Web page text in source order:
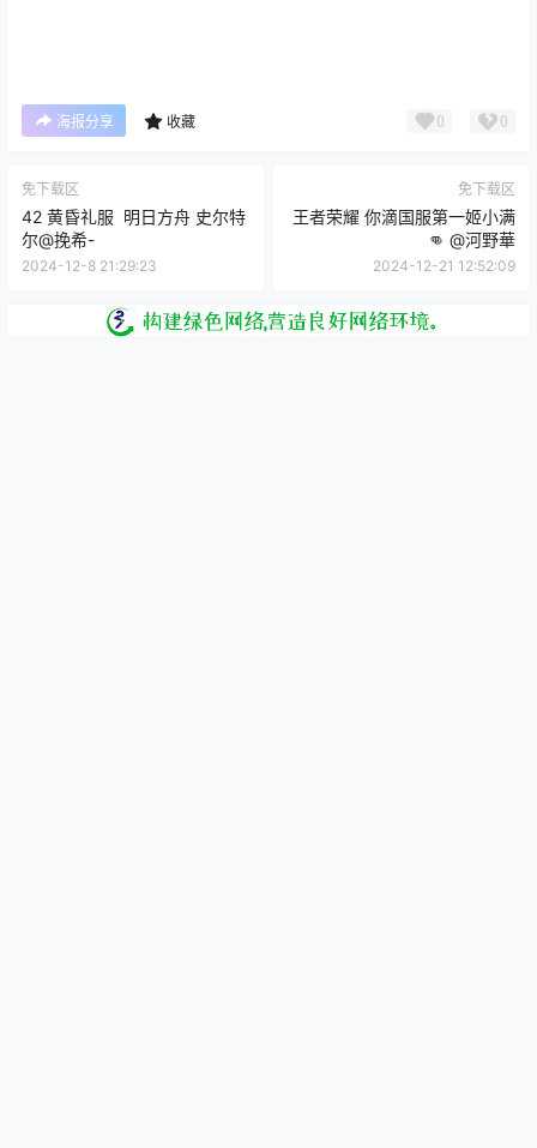
海报分享 收藏 0 0
免下载区
42 黄昏礼服 ​​​ 明日方舟 史尔特
尔@挽希-
2024-12-8 21:29:23
免下载区
王者荣耀 你滴国服第一姬小满
👊 ​​​@河野華
2024-12-21 12:52:09